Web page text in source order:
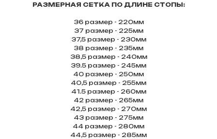
РАЗМЕРНАЯ СЕТКА ПО ДЛИНЕ СТОПЫ:
36 размер - 220мм
37 размер - 225мм
37,5 размер - 230мм
38 размер - 235мм
38,5 размер - 240мм
39.5 размер - 245мм
40 размер - 250мм
40,5 размер - 255мм
41.5 размер - 260мм
42 размер - 265мм
42,5 размер - 270мм
43 размер - 275мм
44 размер - 280мм
44,5 размер - 285мм